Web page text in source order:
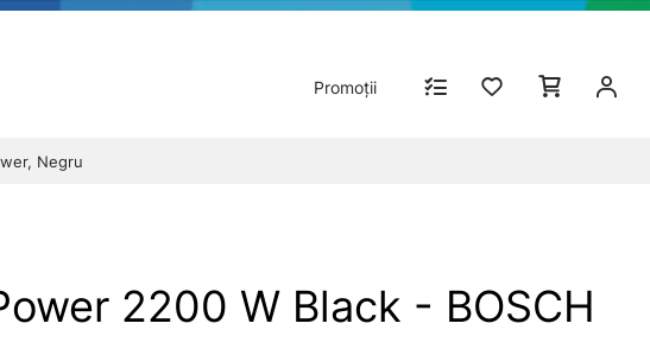
Promoții
Negru
2200 W Black - BOSCH